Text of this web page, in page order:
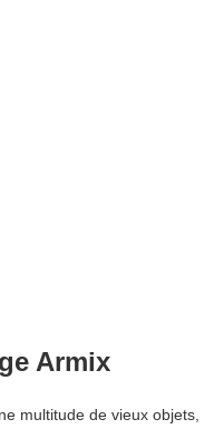
Armix
multitude de vieux objets,